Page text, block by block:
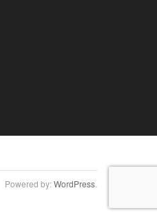
Powered by:WordPress.